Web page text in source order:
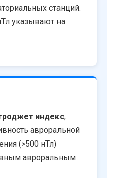
станций.
указывают на
индекс,
авроральной
(>500 нТл)
авроральным